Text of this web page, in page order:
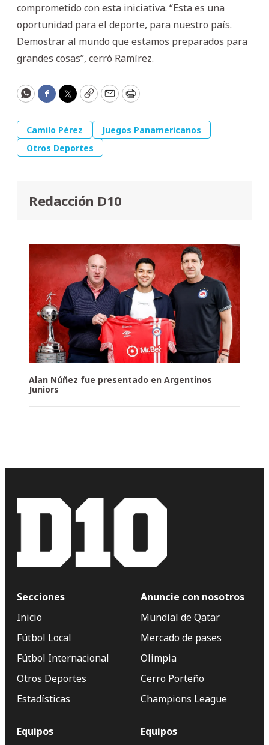
comprometido con esta iniciativa. “Esta es una
oportunidad para el deporte, para nuestro país.
Demostrar al mundo que estamos preparados para
grandes cosas”, cerró Ramírez.
WhatsApp
Facebook
Twitter
CopyEmailPrint
Camilo Pérez
Juegos Panamericanos
Otros Deportes
Redacción D10
Alan Núñez fue presentado en Argentinos
Juniors
Secciones
Inicio
Fútbol Local
Fútbol Internacional
Otros Deportes
Estadísticas
Anuncie con nosotros
Mundial de Qatar
Mercado de pases
Olimpia
Cerro Porteño
Champions League
Equipos Equipos